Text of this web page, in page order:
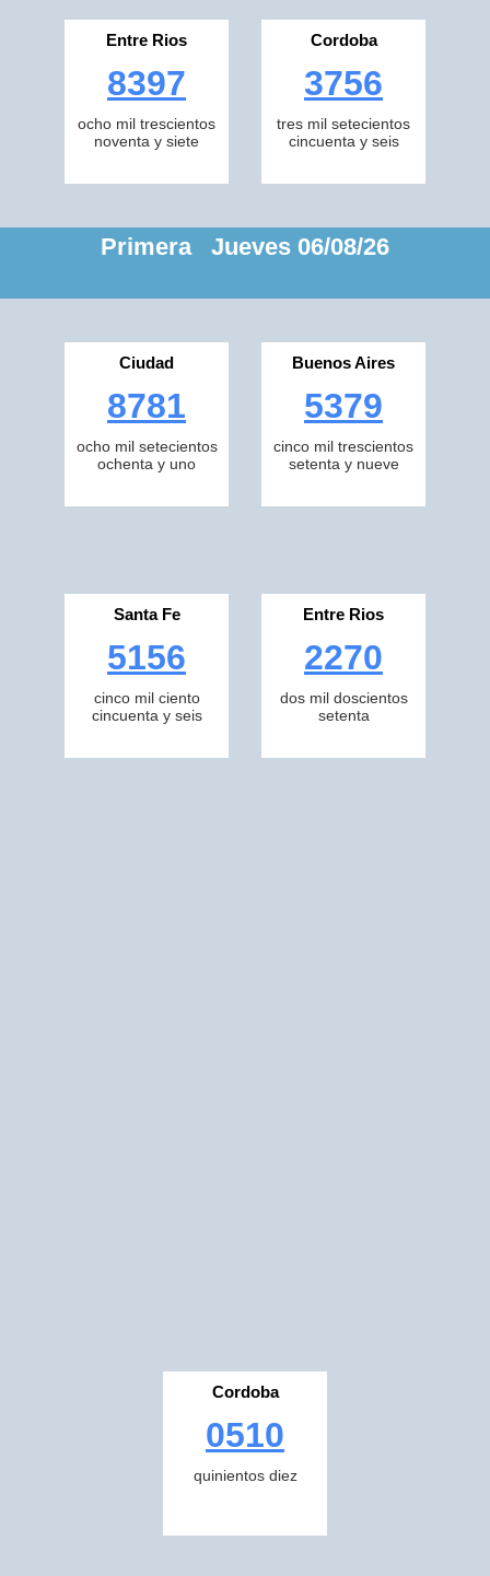
Entre Rios
8397
ocho mil trescientos
noventa y siete
Cordoba
3756
tres mil setecientos
cincuenta y seis
Primera Jueves 06/08/26
Ciudad
8781
ocho mil setecientos
ochenta y uno
Buenos Aires
5379
cinco mil trescientos
setenta y nueve
Santa Fe
5156
cinco mil ciento
cincuenta y seis
Entre Rios
2270
dos mil doscientos
setenta
Cordoba
0510
quinientos diez